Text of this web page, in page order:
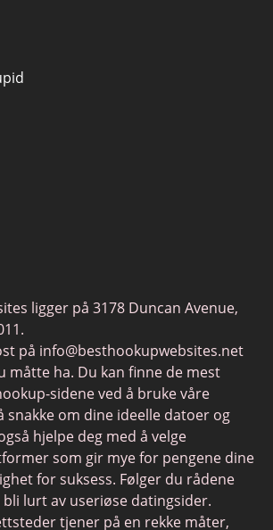
ligger på 3178 Duncan Avenue,
på info@besthookupwebsites.net
måtte ha. Du kan finne de mest
sidene ved å bruke våre
snakke om dine ideelle datoer og
hjelpe deg med å velge
som gir mye for pengene dine
for suksess. Følger du rådene
lurt av useriøse datingsider.
tjener på en rekke måter,